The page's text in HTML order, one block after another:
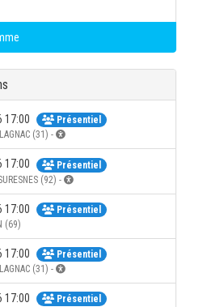
Présentiel
(31) -
Présentiel
(92) -
Présentiel
(69)
Présentiel
(31) -
17:00
Présentiel